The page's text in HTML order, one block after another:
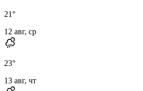
21°
12 авг, ср
23°
13 авг, чт